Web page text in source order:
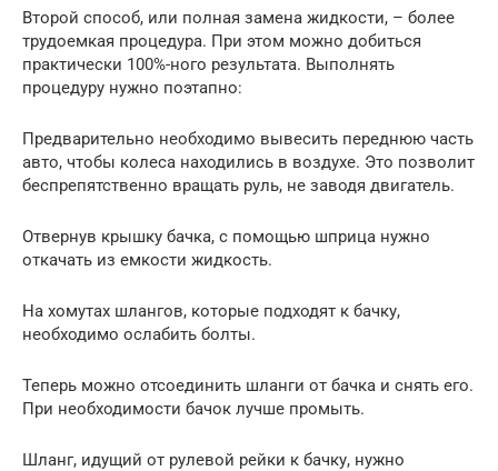
Второй способ, или полная замена жидкости, – более
трудоемкая процедура. При этом можно добиться
практически 100%-ного результата. Выполнять
процедуру нужно поэтапно:
Предварительно необходимо вывесить переднюю часть
авто, чтобы колеса находились в воздухе. Это позволит
беспрепятственно вращать руль, не заводя двигатель.
Отвернув крышку бачка, с помощью шприца нужно
откачать из емкости жидкость.
На хомутах шлангов, которые подходят к бачку,
необходимо ослабить болты.
Теперь можно отсоединить шланги от бачка и снять его.
При необходимости бачок лучше промыть.
Шланг, идущий от рулевой рейки к бачку, нужно